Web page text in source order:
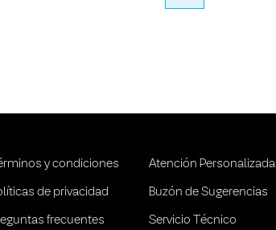
y condiciones
de privacidad
frecuentes
Atención Personalizada
Buzón de Sugerencias
Servicio Técnico